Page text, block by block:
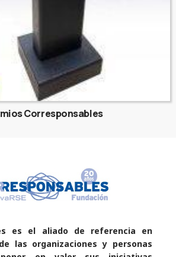
Corresponsables
es el aliado de referencia en
las organizaciones y personas